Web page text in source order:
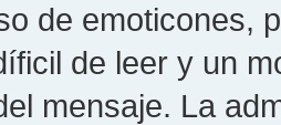
de emoticones,
de leer y un
mensaje. La